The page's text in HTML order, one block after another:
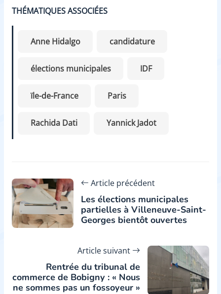
THÉMATIQUES ASSOCIÉES
Anne Hidalgo candidature
élections municipales IDF
ïle-de-France Paris
Rachida Dati Yannick Jadot
Article précédent
Les élections municipales
partielles à Villeneuve-Saint-
Georges bientôt ouvertes
Article suivant
Rentrée du tribunal de
commerce de Bobigny : « Nous
ne sommes pas un fossoyeur »